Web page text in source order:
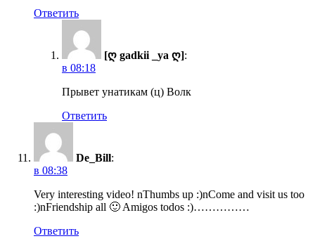
Ответить
[ღ gadkii _ya ღ]:
в 08:18
Прывет унатикам (ц) Волк
Ответить
De_Bill:
в 08:38
Very interesting video! nThumbs up :)nCome and visit us too
:)nFriendship all 🙂 Amigos todos :)……………
Ответить